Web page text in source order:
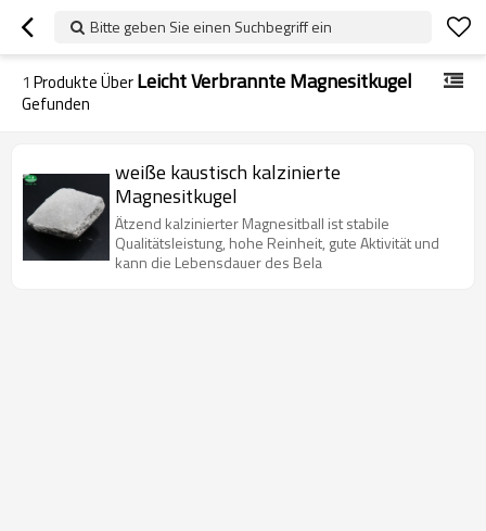
Bitte geben Sie einen Suchbegriff ein
1 Produkte ÜberLeicht Verbrannte Magnesitkugel
Gefunden
weiße kaustisch kalzinierte
Magnesitkugel
Ätzend kalzinierter Magnesitball ist stabile
Qualitätsleistung, hohe Reinheit, gute Aktivität und
kann die Lebensdauer des Bela